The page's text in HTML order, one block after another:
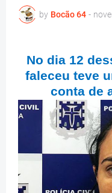
by Bocão 64 -
No dia 12
faleceu teve
conta de